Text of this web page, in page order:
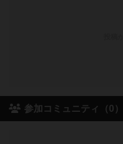
参加コミュニティ（0）